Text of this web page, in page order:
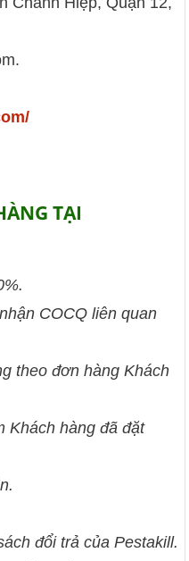
TẠI
COCQ liên quan
theo đơn hàng Khách
Khách hàng đã đặt
đổi trả của Pestakill.